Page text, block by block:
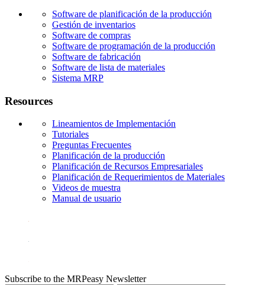
Software de planificación de la producción
Gestión de inventarios
Software de compras
Software de programación de la producción
Software de fabricación
Software de lista de materiales
Sistema MRP
Resources
Lineamientos de Implementación
Tutoriales
Preguntas Frecuentes
Planificación de la producción
Planificación de Recursos Empresariales
Planificación de Requerimientos de Materiales
Videos de muestra
Manual de usuario
Subscribe to the MRPeasy Newsletter